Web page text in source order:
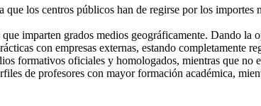
los centros públicos han de regirse por los
imparten grados medios geográficamente. Dando
con empresas externas, estando completamente
formativos oficiales y homologados, mientras que no
de profesores con mayor formación académica,